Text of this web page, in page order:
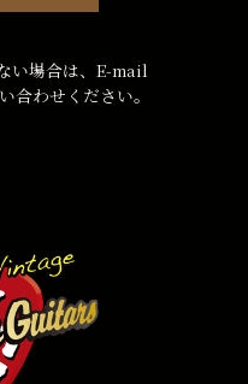
い場合は、E-mail
合わせください。